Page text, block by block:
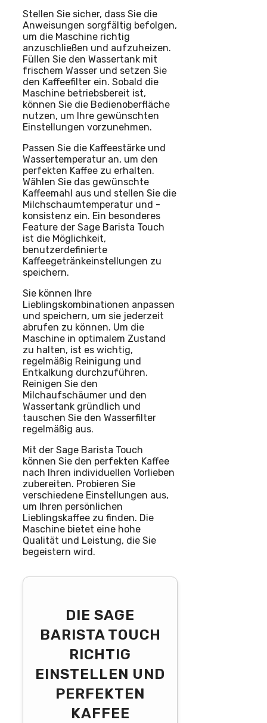
Stellen Sie sicher, dass Sie die
Anweisungen sorgfältig befolgen,
um die Maschine richtig
anzuschließen und aufzuheizen.
Füllen Sie den Wassertank mit
frischem Wasser und setzen Sie
den Kaffeefilter ein. Sobald die
Maschine betriebsbereit ist,
können Sie die Bedienoberfläche
nutzen, um Ihre gewünschten
Einstellungen vorzunehmen.
Passen Sie die Kaffeestärke und
Wassertemperatur an, um den
perfekten Kaffee zu erhalten.
Wählen Sie das gewünschte
Kaffeemahl aus und stellen Sie die
Milchschaumtemperatur und -
konsistenz ein. Ein besonderes
Feature der Sage Barista Touch
ist die Möglichkeit,
benutzerdefinierte
Kaffeegetränkeinstellungen zu
speichern.
Sie können Ihre
Lieblingskombinationen anpassen
und speichern, um sie jederzeit
abrufen zu können. Um die
Maschine in optimalem Zustand
zu halten, ist es wichtig,
regelmäßig Reinigung und
Entkalkung durchzuführen.
Reinigen Sie den
Milchaufschäumer und den
Wassertank gründlich und
tauschen Sie den Wasserfilter
regelmäßig aus.
Mit der Sage Barista Touch
können Sie den perfekten Kaffee
nach Ihren individuellen Vorlieben
zubereiten. Probieren Sie
verschiedene Einstellungen aus,
um Ihren persönlichen
Lieblingskaffee zu finden. Die
Maschine bietet eine hohe
Qualität und Leistung, die Sie
begeistern wird.
DIE SAGE
BARISTA TOUCH
RICHTIG
EINSTELLEN UND
PERFEKTEN
KAFFEE